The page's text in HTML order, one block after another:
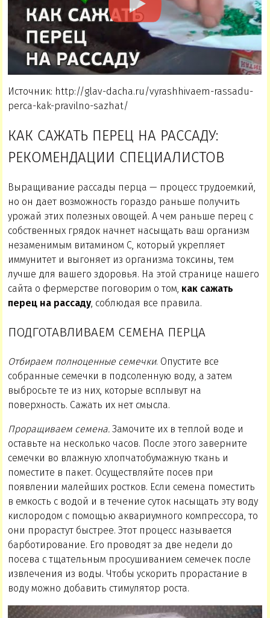
Источник: http://glav-dacha.ru/vyrashhivaem-rassadu-
perca-kak-pravilno-sazhat/
КАК САЖАТЬ ПЕРЕЦ НА РАССАДУ:
РЕКОМЕНДАЦИИ СПЕЦИАЛИСТОВ
Выращивание рассады перца — процесс трудоемкий,
но он дает возможность гораздо раньше получить
урожай этих полезных овощей. А чем раньше перец с
собственных грядок начнет насыщать ваш организм
незаменимым витамином С, который укрепляет
иммунитет и выгоняет из организма токсины, тем
лучше для вашего здоровья. На этой странице нашего
сайта о фермерстве поговорим о том, как сажать
перец на рассаду, соблюдая все правила.
ПОДГОТАВЛИВАЕМ СЕМЕНА ПЕРЦА
Отбираем полноценные семечки. Опустите все
собранные семечки в подсоленную воду, а затем
выбросьте те из них, которые всплывут на
поверхность. Сажать их нет смысла.
Проращиваем семена. Замочите их в теплой воде и
оставьте на несколько часов. После этого заверните
семечки во влажную хлопчатобумажную ткань и
поместите в пакет. Осуществляйте посев при
появлении малейших ростков. Если семена поместить
в емкость с водой и в течение суток насыщать эту воду
кислородом с помощью аквариумного компрессора, то
они прорастут быстрее. Этот процесс называется
барботирование. Его проводят за две недели до
посева с тщательным просушиванием семечек после
извлечения из воды. Чтобы ускорить прорастание в
воду можно добавить стимулятор роста.